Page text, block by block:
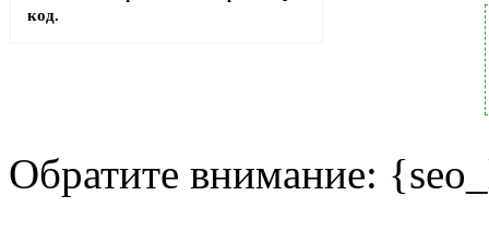
код.
Обратите внимание: